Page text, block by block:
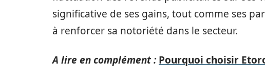
significative de ses gains, tout comme ses
à renforcer sa notoriété dans le secteur.
A lire en complément : Pourquoi choisir